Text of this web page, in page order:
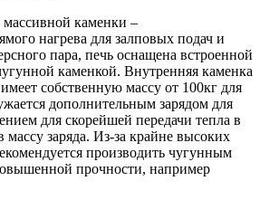
каменки –
нагрева для залповых подач и
пара, печь оснащена встроенной
каменкой. Внутренняя каменка
собственную массу от 100кг для
дополнительным зарядом для
для скорейшей передачи тепла в
заряда. Из-за крайне высоких
производить чугунным
прочности, например